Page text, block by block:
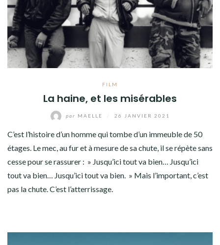
FILM
La haine, et les misérables
par MAELLE 26 JANVIER 2021
C’est l’histoire d’un homme qui tombe d’un immeuble de 50
étages. Le mec, au fur et à mesure de sa chute, il se répète sans
cesse pour se rassurer : » Jusqu’ici tout va bien… Jusqu’ici
tout va bien… Jusqu’ici tout va bien. » Mais l’important, c’est
pas la chute. C’est l’atterrissage.